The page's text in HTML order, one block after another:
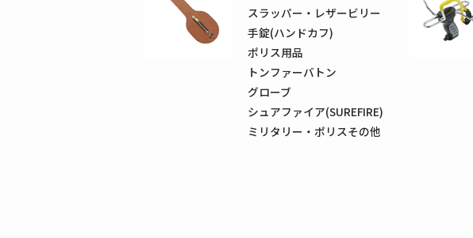
スラッパー・レザービリー
手錠(ハンドカフ)
ポリス用品
トンファーバトン
グローブ
シュアファイア(SUREFIRE)
ミリタリー・ポリスその他